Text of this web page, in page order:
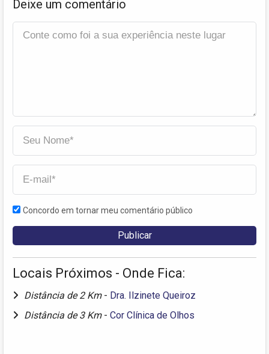
Deixe um comentário
Concordo em tornar meu comentário público
Locais Próximos - Onde Fica:
Distância de 2 Km - Dra. Ilzinete Queiroz
Distância de 3 Km - Cor Clínica de Olhos